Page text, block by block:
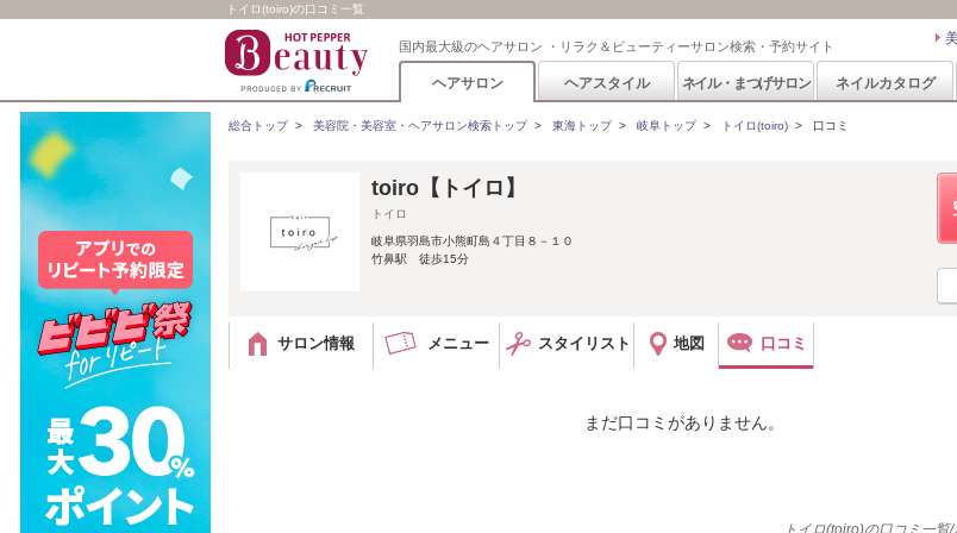
トイロ(toiro)の口コミ一覧
国内最大級のヘアサロン ・リラク＆ビューティーサロン検索・予約サイト
ヘアサロン ヘアスタイル ネイル・まつげサロン ネイルカタログ
総合トップ> 美容院・美容室・ヘアサロン検索トップ> 東海トップ> 岐阜トップ> トイロ(toiro) > 口コミ
toiro【トイロ】
トイロ
岐阜県羽島市小熊町島４丁目８－１０
竹鼻駅 徒歩15分
サロン情報 メニュー スタイリスト 地図 口コミ
まだ口コミがありません。
トイロ(toiro)の口コミ一